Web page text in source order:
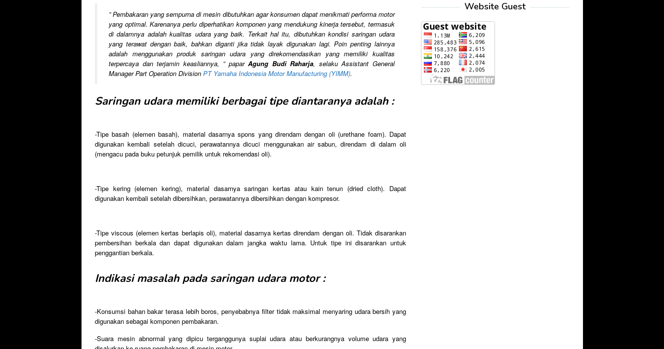
”Pembakaran yang sempurna di mesin dibutuhkan agar konsumen dapat menikmati performa motor
yang optimal. Karenanya perlu diperhatikan komponen yang mendukung kinerja tersebut, termasuk
di dalamnya adalah kualitas udara yang baik. Terkait hal itu, dibutuhkan kondisi saringan udara
yang terawat dengan baik, bahkan diganti jika tidak layak digunakan lagi. Poin penting lainnya
adalah menggunakan produk saringan udara yang direkomendasikan yang memiliki kualitas
terpercaya dan terjamin keasliannya, ” paparAgung Budi Raharja, selaku Assistant General
Manager Part Operation Division PT Yamaha Indonesia Motor Manufacturing (YIMM).
Saringan udara memiliki berbagai tipe diantaranya adalah :
-Tipe basah (elemen basah), material dasarnya spons yang direndam dengan oli (urethane foam). Dapat
digunakan kembali setelah dicuci, perawatannya dicuci menggunakan air sabun, direndam di dalam oli
(mengacu pada buku petunjuk pemilik untuk rekomendasi oli).
-Tipe kering (elemen kering), material dasarnya saringan kertas atau kain tenun (dried cloth). Dapat
digunakan kembali setelah dibersihkan, perawatannya dibersihkan dengan kompresor.
-Tipe viscous (elemen kertas berlapis oli), material dasarnya kertas direndam dengan oli. Tidak disarankan
pembersihan berkala dan dapat digunakan dalam jangka waktu lama. Untuk tipe ini disarankan untuk
penggantian berkala.
Indikasi masalah pada saringan udara motor :
-Konsumsi bahan bakar terasa lebih boros, penyebabnya filter tidak maksimal menyaring udara bersih yang
digunakan sebagai komponen pembakaran.
-Suara mesin abnormal yang dipicu terganggunya suplai udara atau berkurangnya volume udara yang
Website Guest